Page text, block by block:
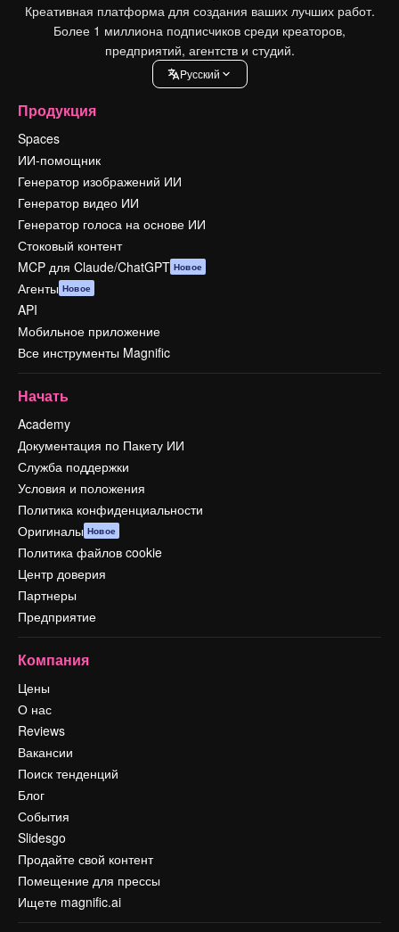
Креативная платформа для создания ваших лучших работ.
Более 1 миллиона подписчиков среди креаторов,
предприятий, агентств и студий.
Pусский
Продукция
Spaces
ИИ-помощник
Генератор изображений ИИ
Генератор видео ИИ
Генератор голоса на основе ИИ
Стоковый контент
MCP для Claude/ChatGPT Новое
Агенты Новое
API
Мобильное приложение
Все инструменты Magnific
Начать
Academy
Документация по Пакету ИИ
Служба поддержки
Условия и положения
Политика конфиденциальности
Оригиналы Новое
Политика файлов cookie
Центр доверия
Партнеры
Предприятие
Компания
Цены
О нас
Reviews
Вакансии
Поиск тенденций
Блог
События
Slidesgo
Продайте свой контент
Помещение для прессы
Ищете magnific.ai